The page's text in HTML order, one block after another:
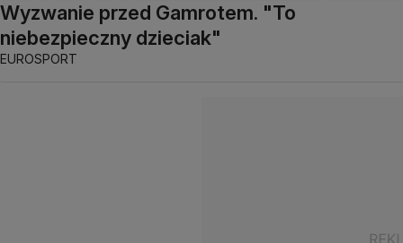
Wyzwanie przed Gamrotem. "To
niebezpieczny dzieciak"
EUROSPORT